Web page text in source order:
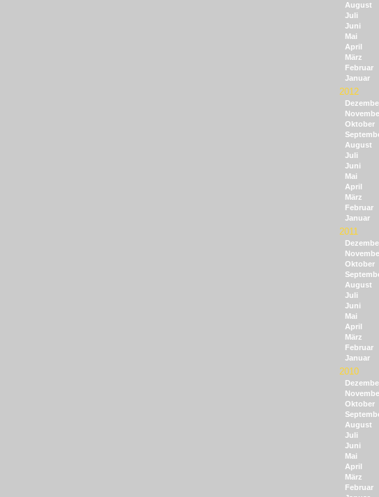
August
Juli
Juni
Mai
April
März
Februar
Januar
2012
Oktober
August
Juli
Juni
Mai
April
März
Februar
Januar
2011
Oktober
August
Juli
Juni
Mai
April
März
Februar
Januar
2010
Oktober
August
Juli
Juni
Mai
April
März
Februar